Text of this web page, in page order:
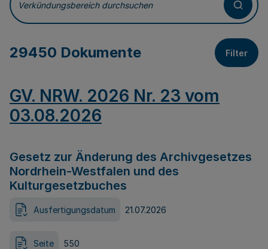
Verkündungsbereich durchsuchen
29450 Dokumente Filter
GV. NRW. 2026 Nr. 23 vom
03.08.2026
Gesetz zur Änderung des Archivgesetzes
Nordrhein-Westfalen und des
Kulturgesetzbuches
Ausfertigungsdatum 21.07.2026
Seite 550